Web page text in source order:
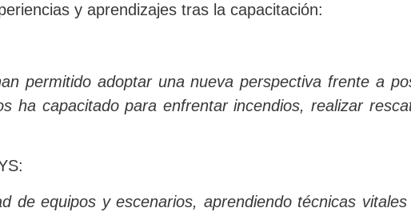
y aprendizajes tras la capacitación:
permitido adoptar una nueva perspectiva frente a
ha capacitado para enfrentar incendios, realizar
de equipos y escenarios, aprendiendo técnicas